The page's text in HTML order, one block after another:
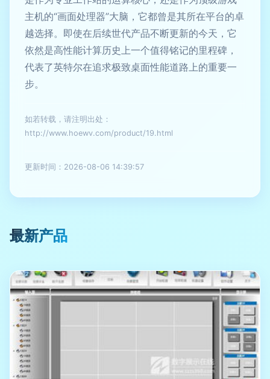
主机的“画面处理器”大脑，它都曾是其所在平台的卓
越选择。即使在后续世代产品不断更新的今天，它
依然是高性能计算历史上一个值得铭记的里程碑，
代表了英特尔在追求极致桌面性能道路上的重要一
步。
如若转载，请注明出处：
http://www.hoewv.com/product/19.html
更新时间：2026-08-06 14:39:57
最新产品